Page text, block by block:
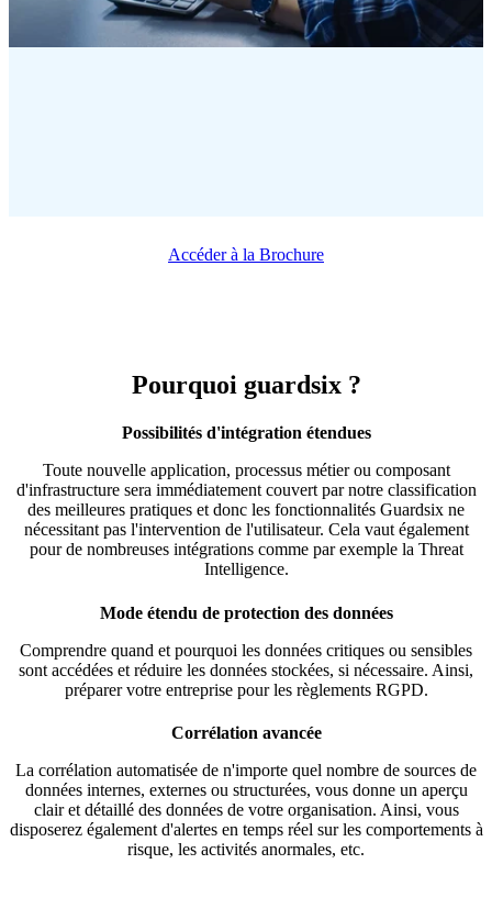
Accéder à la Brochure
Pourquoi guardsix ?
Possibilités d'intégration étendues
Toute nouvelle application, processus métier ou composant
d'infrastructure sera immédiatement couvert par notre classification
des meilleures pratiques et donc les fonctionnalités Guardsix ne
nécessitant pas l'intervention de l'utilisateur. Cela vaut également
pour de nombreuses intégrations comme par exemple la Threat
Intelligence.
Mode étendu de protection des données
Comprendre quand et pourquoi les données critiques ou sensibles
sont accédées et réduire les données stockées, si nécessaire. Ainsi,
préparer votre entreprise pour les règlements RGPD.
Corrélation avancée
La corrélation automatisée de n'importe quel nombre de sources de
données internes, externes ou structurées, vous donne un aperçu
clair et détaillé des données de votre organisation. Ainsi, vous
disposerez également d'alertes en temps réel sur les comportements à
risque, les activités anormales, etc.